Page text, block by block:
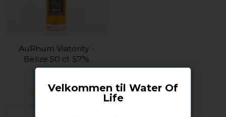
AuRhum Viatority -
Belize 50 cl. 57%
AuRhum
Velkommen til Water Of
Life